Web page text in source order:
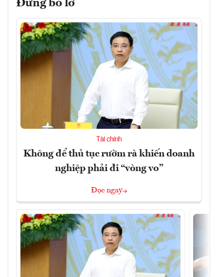
Đừng bỏ lỡ
Tài chính
Không để thủ tục rườm rà khiến doanh
nghiệp phải đi “vòng vo”
Đọc ngay